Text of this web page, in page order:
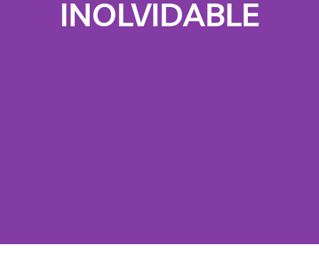
INOLVIDABLE